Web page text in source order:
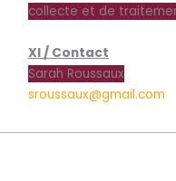
collecte et de
XI / Contact
Sarah Roussaux
sroussaux@gmail.com